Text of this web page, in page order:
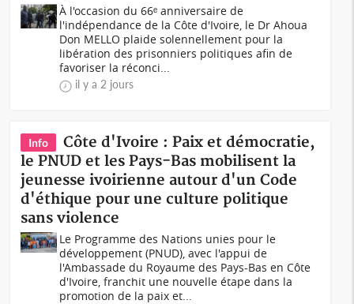
À l'occasion du 66ᵉ anniversaire de
l'indépendance de la Côte d'Ivoire, le Dr Ahoua
Don MELLO plaide solennellement pour la
libération des prisonniers politiques afin de
favoriser la réconci...
il y a 2 jours
Info
Côte d'Ivoire : Paix et démocratie,
le PNUD et les Pays-Bas mobilisent la
jeunesse ivoirienne autour d'un Code
d'éthique pour une culture politique
sans violence
Le Programme des Nations unies pour le
développement (PNUD), avec l'appui de
l'Ambassade du Royaume des Pays-Bas en Côte
d'Ivoire, franchit une nouvelle étape dans la
promotion de la paix et...